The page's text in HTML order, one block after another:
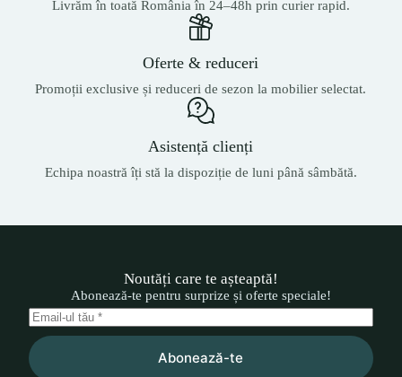
Livrăm în toată România în 24–48h prin curier rapid.
Oferte & reduceri
Promoții exclusive și reduceri de sezon la mobilier selectat.
Asistență clienți
Echipa noastră îți stă la dispoziție de luni până sâmbătă.
Noutăți care te așteaptă!
Abonează-te pentru surprize și oferte speciale!
Abonează-te